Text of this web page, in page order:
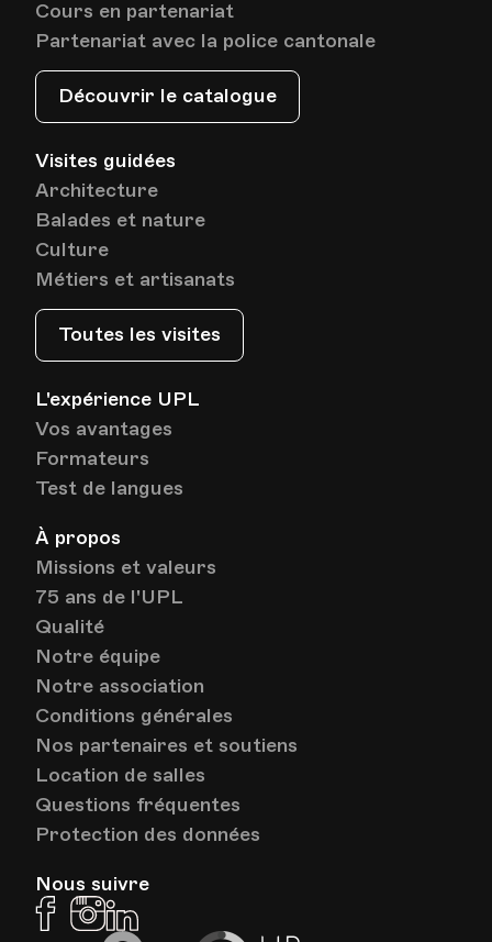
Cours en partenariat
Partenariat avec la police cantonale
Découvrir le catalogue
Visites guidées
Architecture
Balades et nature
Culture
Métiers et artisanats
Toutes les visites
L'expérience UPL
Vos avantages
Formateurs
Test de langues
À propos
Missions et valeurs
75 ans de l'UPL
Qualité
Notre équipe
Notre association
Conditions générales
Nos partenaires et soutiens
Location de salles
Questions fréquentes
Protection des données
Nous suivre
FacebookInstagram